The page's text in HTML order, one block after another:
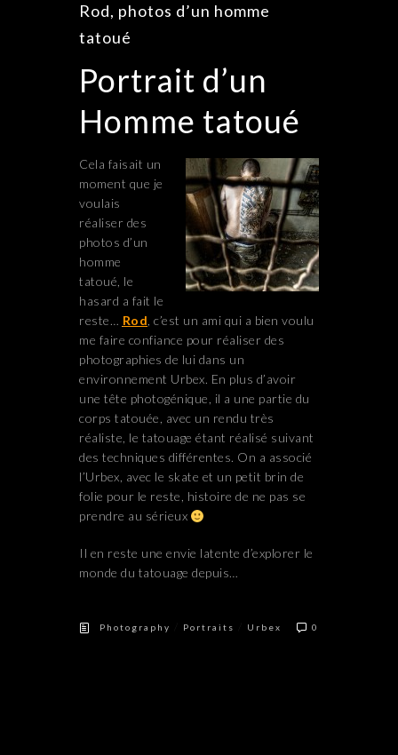
Rod, photos d’un homme
tatoué
Portrait d’un
Homme tatoué
Cela faisait un
moment que je
voulais
réaliser des
photos d’un
homme
tatoué, le
hasard a fait le
reste… Rod , c’est un ami qui a bien voulu
me faire confiance pour réaliser des
photographies de lui dans un
environnement Urbex. En plus d’avoir
une tête photogénique, il a une partie du
corps tatouée, avec un rendu très
réaliste, le tatouage étant réalisé suivant
des techniques différentes. On a associé
l’Urbex, avec le skate et un petit brin de
folie pour le reste, histoire de ne pas se
prendre au sérieux
Il en reste une envie latente d’explorer le
monde du tatouage depuis…
Photography Portraits Urbex 0